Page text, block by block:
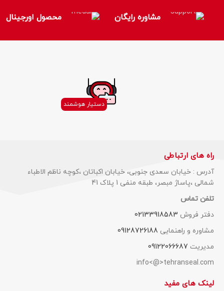
مشاوره رایگان محصول اورجینال
دستیار هوشمند
راه های ارتباطی
آدرس : خیابان سعدی جنوبی، خیابان اکباتان ،کوچه ناظم الاطباء
شمالی ،پاساژ مبصر، طبقه منفی 1 پلاک 41
تلفن تماس
دفتر فروش 02133918583
مشاوره و راهنمایی 09128726188
مدیریت 09122066687
info<@>tehranseal.com
لینک های مفید